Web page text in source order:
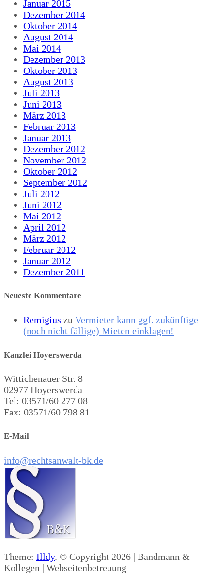
Januar 2015
Dezember 2014
Oktober 2014
August 2014
Mai 2014
Dezember 2013
Oktober 2013
August 2013
Juli 2013
Juni 2013
März 2013
Februar 2013
Januar 2013
Dezember 2012
November 2012
Oktober 2012
September 2012
Juli 2012
Juni 2012
Mai 2012
April 2012
März 2012
Februar 2012
Januar 2012
Dezember 2011
Neueste Kommentare
Remigius zu Vermieter kann ggf. zukünftige
(noch nicht fällige) Mieten einklagen!
Kanzlei Hoyerswerda
Wittichenauer Str. 8
02977 Hoyerswerda
Tel: 03571/60 277 08
Fax: 03571/60 798 81
E-Mail
info@rechtsanwalt-bk.de
Theme: Illdy. © Copyright 2026 | Bandmann &
Kollegen | Webseitenbetreuung